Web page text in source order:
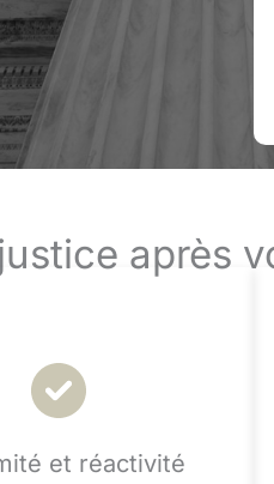
après
et réactivité